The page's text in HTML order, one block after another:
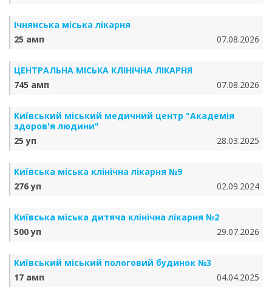
Ічнянська міська лікарня
25 амп
07.08.2026
ЦЕНТРАЛЬНА МІСЬКА КЛІНІЧНА ЛІКАРНЯ
745 амп
07.08.2026
Київський міський медичний центр "Академія
здоров'я людини"
25 уп
28.03.2025
Київська міська клінічна лікарня №9
276 уп
02.09.2024
Київська міська дитяча клінічна лікарня №2
500 уп
29.07.2026
Київський міський пологовий будинок №3
17 амп
04.04.2025